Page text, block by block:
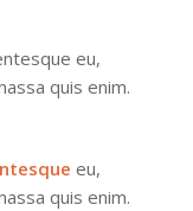
eu,
quis enim.
eu,
quis enim.